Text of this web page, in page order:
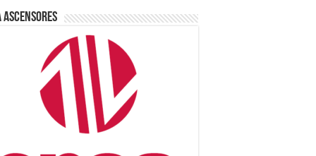
Ascensores